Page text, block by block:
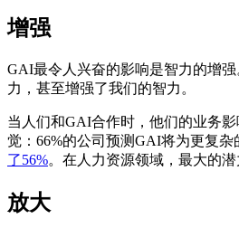
增强
GAI最令人兴奋的影响是智力的增
力，甚至增强了我们的智力。
当人们和GAI合作时，他们的业务
觉：66%的公司预测GAI将为更复
了56%。在人力资源领域，最大的
放大